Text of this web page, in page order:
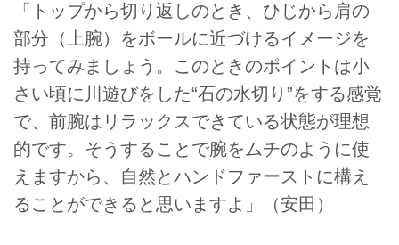
「トップから切り返しのとき、ひじから肩の
部分（上腕）をボールに近づけるイメージを
持ってみましょう。このときのポイントは小
さい頃に川遊びをした“石の水切り”をする感覚
で、前腕はリラックスできている状態が理想
的です。そうすることで腕をムチのように使
えますから、自然とハンドファーストに構え
ることができると思いますよ」（安田）